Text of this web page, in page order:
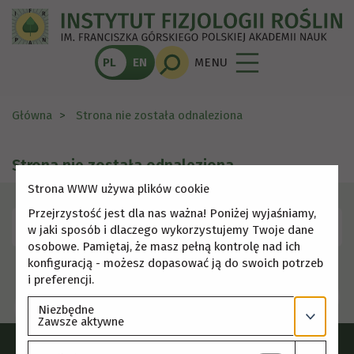
PL EN MENU
Główna Strona nie została odnaleziona
Strona nie została odnaleziona
Skorzystaj z menu, aby wybrać inną stronę.
Strona WWW używa plików cookie
Przejrzystość jest dla nas ważna! Poniżej wyjaśniamy,
w jaki sposób i dlaczego wykorzystujemy Twoje dane
osobowe. Pamiętaj, że masz pełną kontrolę nad ich
konfiguracją - możesz dopasować ją do swoich potrzeb
i preferencji.
Niezbędne
Zawsze aktywne